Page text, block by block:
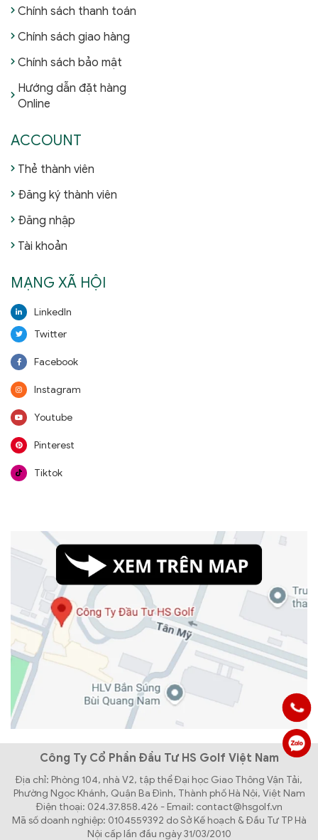
Chính sách thanh toán
Chính sách giao hàng
Chính sách bảo mật
Hướng dẫn đặt hàng
Online
ACCOUNT
Thẻ thành viên
Đăng ký thành viên
Đăng nhập
Tài khoản
MẠNG XÃ HỘI
LinkedIn
Twitter
Facebook
Instagram
Youtube
Pinterest
Tiktok
Công Ty Cổ Phần Đầu Tư HS Golf Việt Nam
Địa chỉ: Phòng 104, nhà V2, tập thể Đại học Giao Thông Vận Tải,
Phường Ngọc Khánh, Quận Ba Đình, Thành phố Hà Nội, Việt Nam
Điện thoại: 024.37.858.426 - Email: contact@hsgolf.vn
Mã số doanh nghiệp: 0104559392 do Sở Kế hoạch & Đầu Tư TP Hà
Nội cấp lần đầu ngày 31/03/2010